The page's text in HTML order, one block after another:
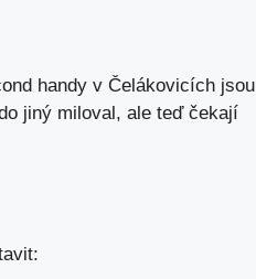
handy v Čelákovicích jsou
jiný miloval, ale teď čekají